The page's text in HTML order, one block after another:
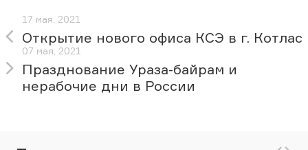
17 мая, 2021
Открытие нового офиса КСЭ в г. Котлас
07 мая, 2021
Празднование Ураза-байрам и
нерабочие дни в России